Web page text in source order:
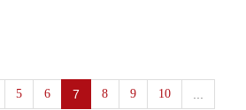
5 6 7 8 9 10